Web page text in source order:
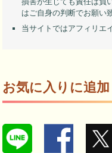
はご自身の判断でお願い
当サイトではアフィリエ
お気に入りに追加